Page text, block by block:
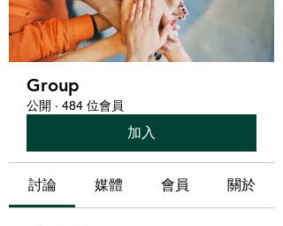
Group
公開 · 484 位會員
加入
討論 媒體 會員 關於